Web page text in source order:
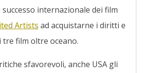
internazionale dei film
Artists ad acquistarne i diritti e
film oltre oceano.
sfavorevoli, anche USA gli